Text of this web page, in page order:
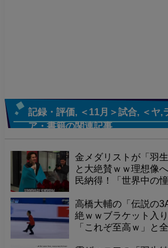
記録・評価 ＜11月＞試合 ＜ヤ,
ア・書籍の関連記事
金メダリストが「羽
と大絶賛ｗｗ理想像
民納得！「世界中の
高橋大輔の「伝説の
絶ｗｗブラケット入
「これぞ至高ｗ」と